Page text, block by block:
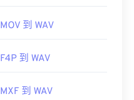
MOV 到 WAV
F4P 到 WAV
MXF 到 WAV